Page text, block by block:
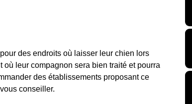
des endroits où laisser leur chien lors
leur compagnon sera bien traité et pourra
des établissements proposant ce
conseiller.